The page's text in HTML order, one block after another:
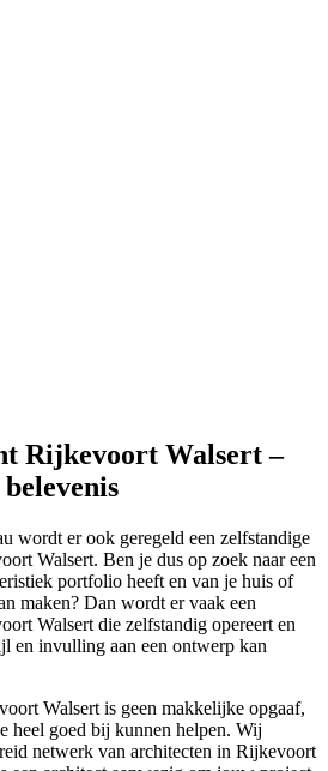
Rijkevoort Walsert –
wordt er ook geregeld een zelfstandige
Walsert. Ben je dus op zoek naar een
portfolio heeft en van je huis of
maken? Dan wordt er vaak een
Walsert die zelfstandig opereert en
en invulling aan een ontwerp kan
Walsert is geen makkelijke opgaaf,
heel goed bij kunnen helpen. Wij
netwerk van architecten in Rijkevoort